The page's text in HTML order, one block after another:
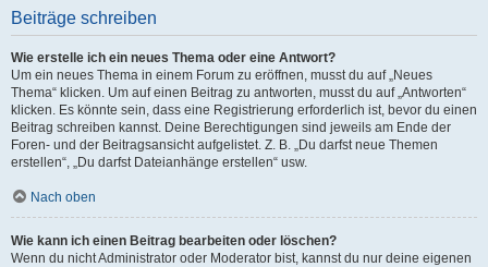
Beiträge schreiben
Wie erstelle ich ein neues Thema oder eine Antwort?
Um ein neues Thema in einem Forum zu eröffnen, musst du auf „Neues
Thema“ klicken. Um auf einen Beitrag zu antworten, musst du auf „Antworten“
klicken. Es könnte sein, dass eine Registrierung erforderlich ist, bevor du einen
Beitrag schreiben kannst. Deine Berechtigungen sind jeweils am Ende der
Foren- und der Beitragsansicht aufgelistet. Z. B. „Du darfst neue Themen
erstellen“, „Du darfst Dateianhänge erstellen“ usw.
Nach oben
Wie kann ich einen Beitrag bearbeiten oder löschen?
Wenn du nicht Administrator oder Moderator bist, kannst du nur deine eigenen